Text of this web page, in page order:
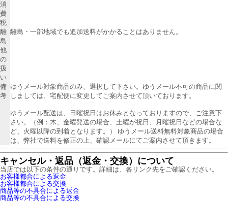
消
費
税
離
島
他
の
扱
い
離島・一部地域でも追加送料がかかることはありません。
備
考
ゆうメール対象商品のみ、選択して下さい。ゆうメール不可の商品に関
しましては、宅配便に変更してご案内させて頂いております。
ゆうメール配送は、日曜祝日はお休みとなっておりますので、ご注意下
さい。（例：木、金曜発送の場合、土曜が祝日、月曜祝日などの場合な
ど、火曜以降の到着となります。） ゆうメール送料無料対象商品の場合
は、弊社で送料を修正の上、確認メールにてご案内させて頂きます。
キャンセル・返品（返金・交換）について
当店では以下の条件の通りです。詳細は、各リンク先をご確認ください。
お客様都合による返金
お客様都合による交換
商品等の不具合による返金
商品等の不具合による交換